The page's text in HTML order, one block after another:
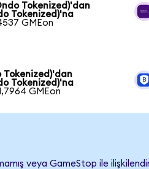
Tokenized)'dan
Tokenized)'na
GMEon
Tokenized)'dan
Tokenized)'na
GMEon
veya GameStop ile